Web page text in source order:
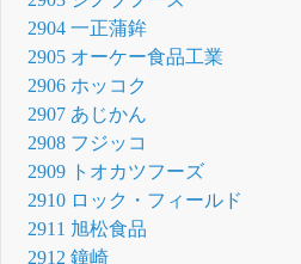
2904 一正蒲鉾
2905 オーケー食品工業
2906 ホッコク
2907 あじかん
2908 フジッコ
2909 トオカツフーズ
2910 ロック・フィールド
2911 旭松食品
2912 鐘崎